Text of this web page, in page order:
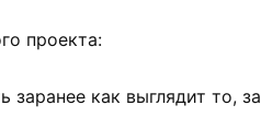
проекта:
как выглядит то, за